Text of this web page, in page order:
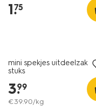
1.
75
mini spekjes uitdeelzak -
stuks
3.
99
€39.90/kg